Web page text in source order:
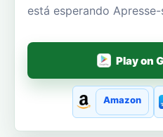
está esperando
Play on
Amazon